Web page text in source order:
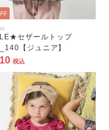
セザールトップ
【ジュニア】
税込